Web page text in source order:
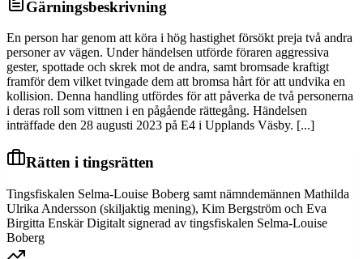
Gärningsbeskrivning
En person har genom att köra i hög hastighet försökt preja två andra
personer av vägen. Under händelsen utförde föraren aggressiva
gester, spottade och skrek mot de andra, samt bromsade kraftigt
framför dem vilket tvingade dem att bromsa hårt för att undvika en
kollision. Denna handling utfördes för att påverka de två personerna
i deras roll som vittnen i en pågående rättegång. Händelsen
inträffade den 28 augusti 2023 på E4 i Upplands Väsby. [...]
Rätten i tingsrätten
Tingsfiskalen Selma-Louise Boberg samt nämndemännen Mathilda
Ulrika Andersson (skiljaktig mening), Kim Bergström och Eva
Birgitta Enskär Digitalt signerad av tingsfiskalen Selma-Louise
Boberg